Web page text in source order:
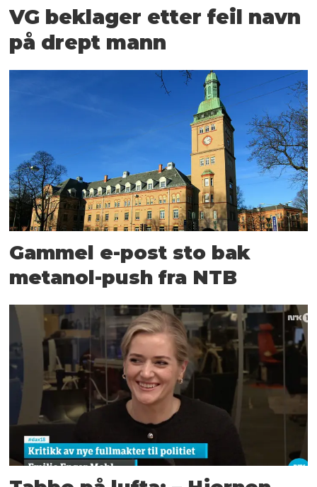
VG beklager etter feil navn
på drept mann
Gammel e-post sto bak
metanol-push fra NTB